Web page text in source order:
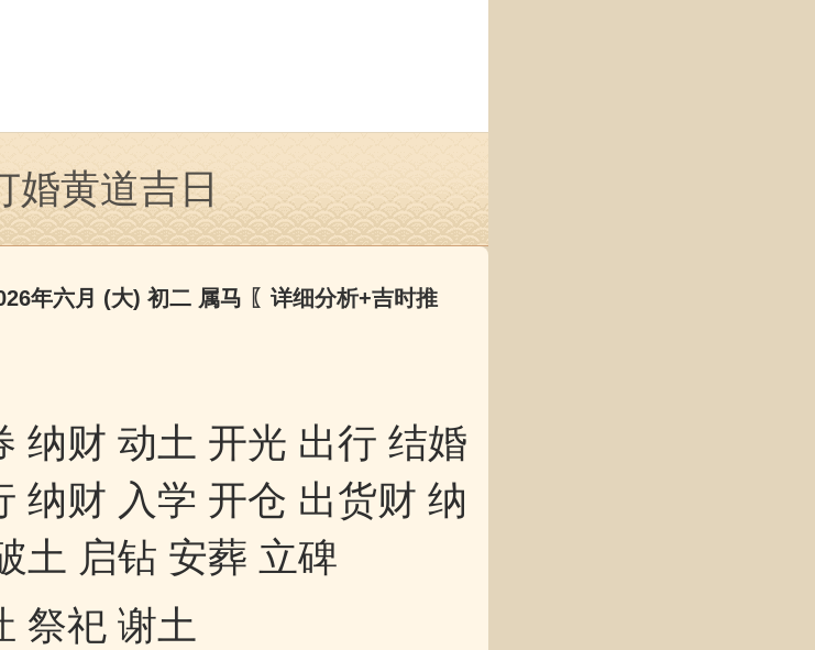
婚黄道吉日
年六月 (大) 初二 属马 〖详细分析+吉时推
纳财 动土 开光 出行 结婚
纳财 入学 开仓 出货财 纳
土 启钻 安葬 立碑
祭祀 谢土